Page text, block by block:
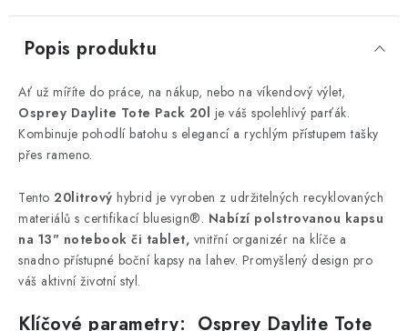
Popis produktu
Ať už míříte do práce, na nákup, nebo na víkendový výlet,
Osprey Daylite Tote Pack 20l je váš spolehlivý parťák.
Kombinuje pohodlí batohu s elegancí a rychlým přístupem tašky
přes rameno.
Tento 20litrový hybrid je vyroben z udržitelných recyklovaných
materiálů s certifikací bluesign®. Nabízí polstrovanou kapsu
na 13" notebook či tablet, vnitřní organizér na klíče a
snadno přístupné boční kapsy na lahev. Promyšlený design pro
váš aktivní životní styl.
Klíčové parametry: Osprey Daylite Tote